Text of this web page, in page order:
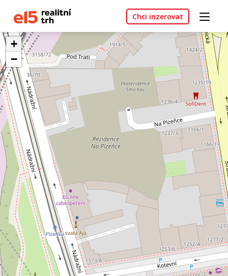
Chci inzerovat
+
−